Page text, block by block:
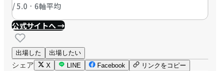
/ 5.0 · 6軸平均
公式サイトへ →
出場した 出場したい
シェア X LINE Facebook リンクをコピー